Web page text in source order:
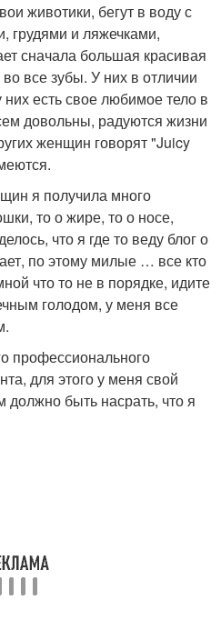
животики, бегут в воду с
грудями и ляжечками,
сначала большая красивая
все зубы. У них в отличии
есть свое любимое тело в
довольны, радуются жизни
женщин говорят "Juicy
я получила много
то о жире, то о носе,
что я где то веду блог о
по этому милые … все кто
что то не в порядке, идите
голодом, у меня все
профессионального
для этого у меня свой
должно быть насрать, что я